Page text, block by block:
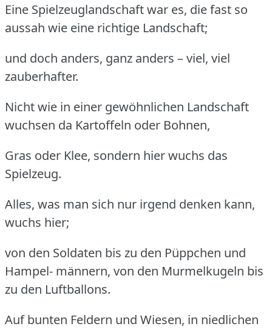
Eine Spielzeuglandschaft war es, die fast so
aussah wie eine richtige Landschaft;
und doch anders, ganz anders – viel, viel
zauberhafter.
Nicht wie in einer gewöhnlichen Landschaft
wuchsen da Kartoffeln oder Bohnen,
Gras oder Klee, sondern hier wuchs das
Spielzeug.
Alles, was man sich nur irgend denken kann,
wuchs hier;
von den Soldaten bis zu den Püppchen und
Hampel- männern, von den Murmelkugeln bis
zu den Luftballons.
Auf bunten Feldern und Wiesen, in niedlichen